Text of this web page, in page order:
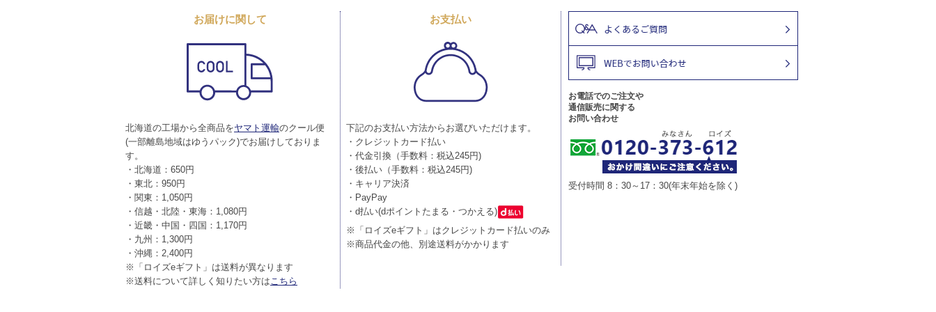
お届けに関して
北海道の工場から全商品をヤマト運輸のクール便
(一部離島地域はゆうパック)でお届けしておりま
す。
・北海道：650円
・東北：950円
・関東：1,050円
・信越・北陸・東海：1,080円
・近畿・中国・四国：1,170円
・九州：1,300円
・沖縄：2,400円
※「ロイズeギフト」は送料が異なります
※送料について詳しく知りたい方はこちら
お支払い
下記のお支払い方法からお選びいただけます。
・クレジットカード払い
・代金引換（手数料：税込245円)
・後払い（手数料：税込245円)
・キャリア決済
・PayPay
・d払い(dポイントたまる・つかえる)
※「ロイズeギフト」はクレジットカード払いのみ
※商品代金の他、別途送料がかかります
お電話でのご注文や
通信販売に関する
お問い合わせ
受付時間 8：30～17：30(年末年始を除く)